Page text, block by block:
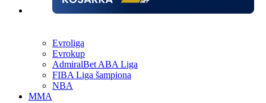
Evroliga
Evrokup
AdmiralBet ABA Liga
FIBA Liga šampiona
NBA
MMA